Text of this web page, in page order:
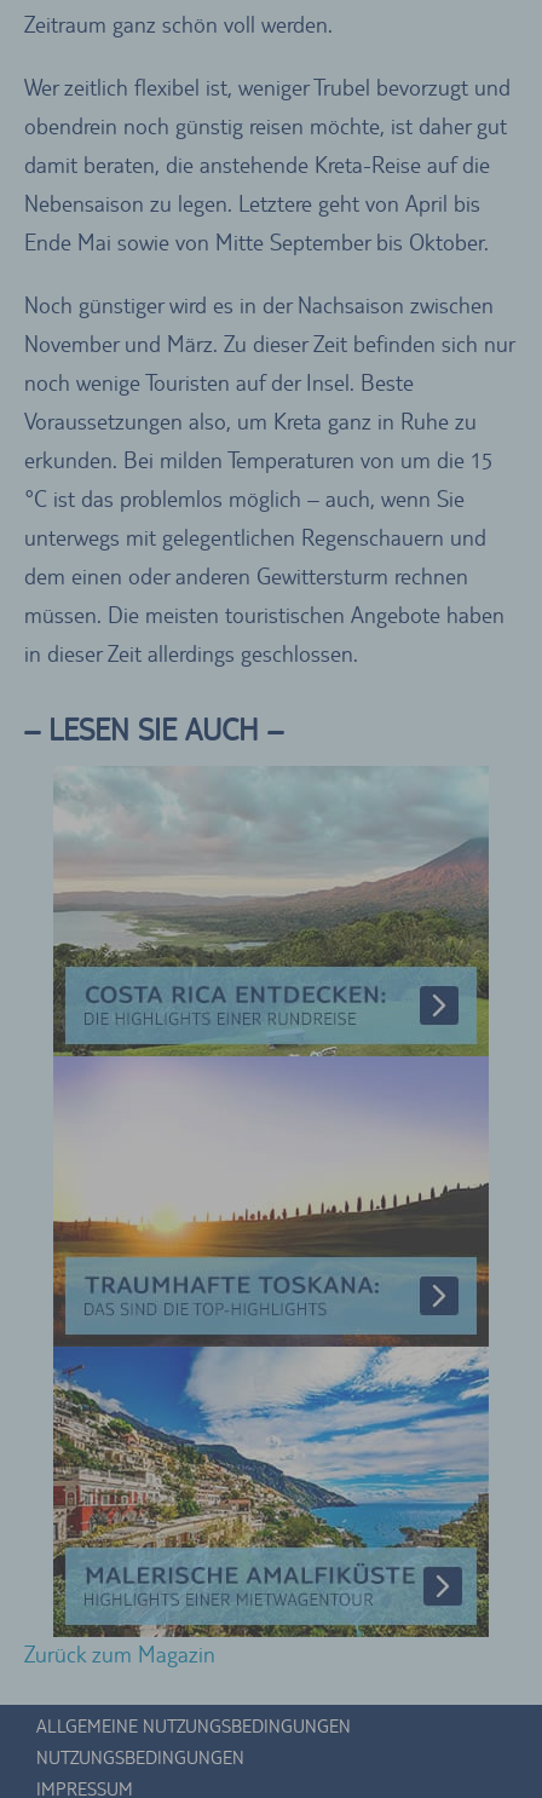
Zeitraum ganz schön voll werden.
Wer zeitlich flexibel ist, weniger Trubel bevorzugt und
obendrein noch günstig reisen möchte, ist daher gut
damit beraten, die anstehende Kreta-Reise auf die
Nebensaison zu legen. Letztere geht von April bis
Ende Mai sowie von Mitte September bis Oktober.
Noch günstiger wird es in der Nachsaison zwischen
November und März. Zu dieser Zeit befinden sich nur
noch wenige Touristen auf der Insel. Beste
Voraussetzungen also, um Kreta ganz in Ruhe zu
erkunden. Bei milden Temperaturen von um die 15
°C ist das problemlos möglich – auch, wenn Sie
unterwegs mit gelegentlichen Regenschauern und
dem einen oder anderen Gewittersturm rechnen
müssen. Die meisten touristischen Angebote haben
in dieser Zeit allerdings geschlossen.
– LESEN SIE AUCH –
Zurück zum Magazin
ALLGEMEINE NUTZUNGSBEDINGUNGEN
NUTZUNGSBEDINGUNGEN
IMPRESSUM